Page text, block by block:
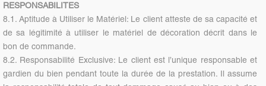
RESPONSABILITES
8.1. Aptitude à Utiliser le Matériel: Le client atteste de sa capacité et
de sa légitimité à utiliser le matériel de décoration décrit dans le
bon de commande.
8.2. Responsabilité Exclusive: Le client est l’unique responsable et
gardien du bien pendant toute la durée de la prestation. Il assume